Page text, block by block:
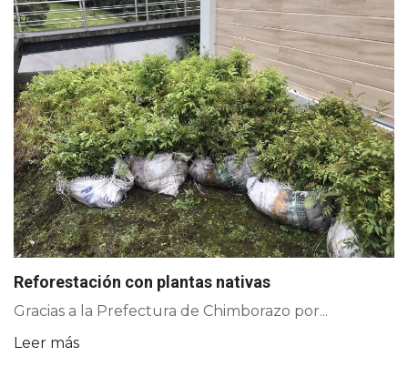
Reforestación con plantas nativas
Gracias a la Prefectura de Chimborazo por...
Leer más